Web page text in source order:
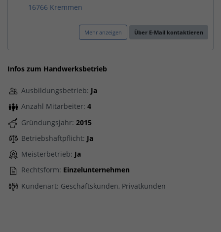
16766 Kremmen
Mehr anzeigen Über E-Mail kontaktieren
Infos zum Handwerksbetrieb
Ausbildungsbetrieb: Ja
Anzahl Mitarbeiter: 4
Gründungsjahr: 2015
Betriebshaftpflicht: Ja
Meisterbetrieb: Ja
Rechtsform: Einzelunternehmen
Kundenart: Geschäftskunden, Privatkunden